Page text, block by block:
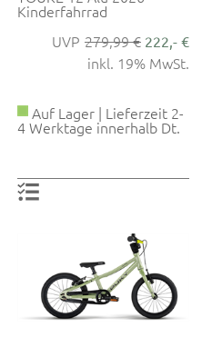
Kinderfahrrad
279,99 € 222,- €
inkl. 19% MwSt.
Auf Lager | Lieferzeit 2-
4 Werktage innerhalb Dt.